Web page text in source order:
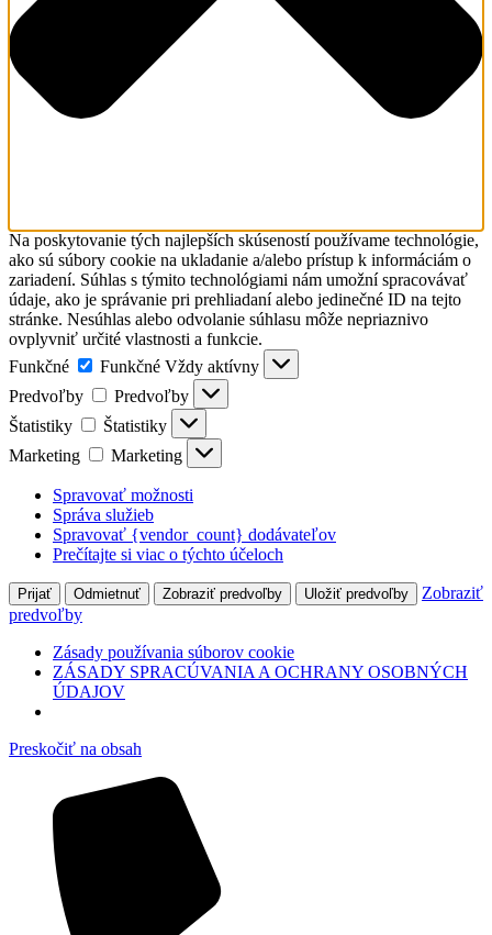
Na poskytovanie tých najlepších skúseností používame technológie,
ako sú súbory cookie na ukladanie a/alebo prístup k informáciám o
zariadení. Súhlas s týmito technológiami nám umožní spracovávať
údaje, ako je správanie pri prehliadaní alebo jedinečné ID na tejto
stránke. Nesúhlas alebo odvolanie súhlasu môže nepriaznivo
ovplyvniť určité vlastnosti a funkcie.
Funkčné
Funkčné Vždy aktívny
Predvoľby
Predvoľby
Štatistiky
Štatistiky
Marketing
Marketing
Spravovať možnosti
Správa služieb
Spravovať {vendor_count} dodávateľov
Prečítajte si viac o týchto účeloch
Prijať Odmietnuť Zobraziť predvoľby Uložiť predvoľby
Zobraziť
predvoľby
Zásady používania súborov cookie
ZÁSADY SPRACÚVANIA A OCHRANY OSOBNÝCH
ÚDAJOV
Preskočiť na obsah